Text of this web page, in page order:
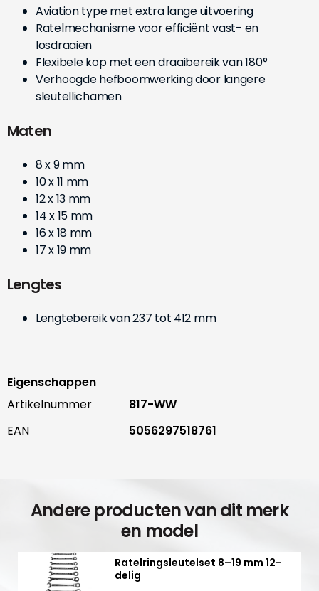
Aviation type met extra lange uitvoering
Ratelmechanisme voor efficiënt vast- en
losdraaien
Flexibele kop met een draaibereik van 180°
Verhoogde hefboomwerking door langere
sleutellichamen
Maten
8 x 9 mm
10 x 11 mm
12 x 13 mm
14 x 15 mm
16 x 18 mm
17 x 19 mm
Lengtes
Lengtebereik van 237 tot 412 mm
Eigenschappen
Artikelnummer
817-WW
EAN
5056297518761
Andere producten van dit merk
en model
Ratelringsleutelset 8–19 mm 12-
delig